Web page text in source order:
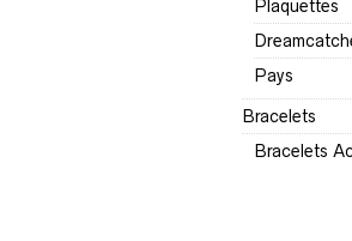
Plaquettes
Pays
Bracelets
Bracelets